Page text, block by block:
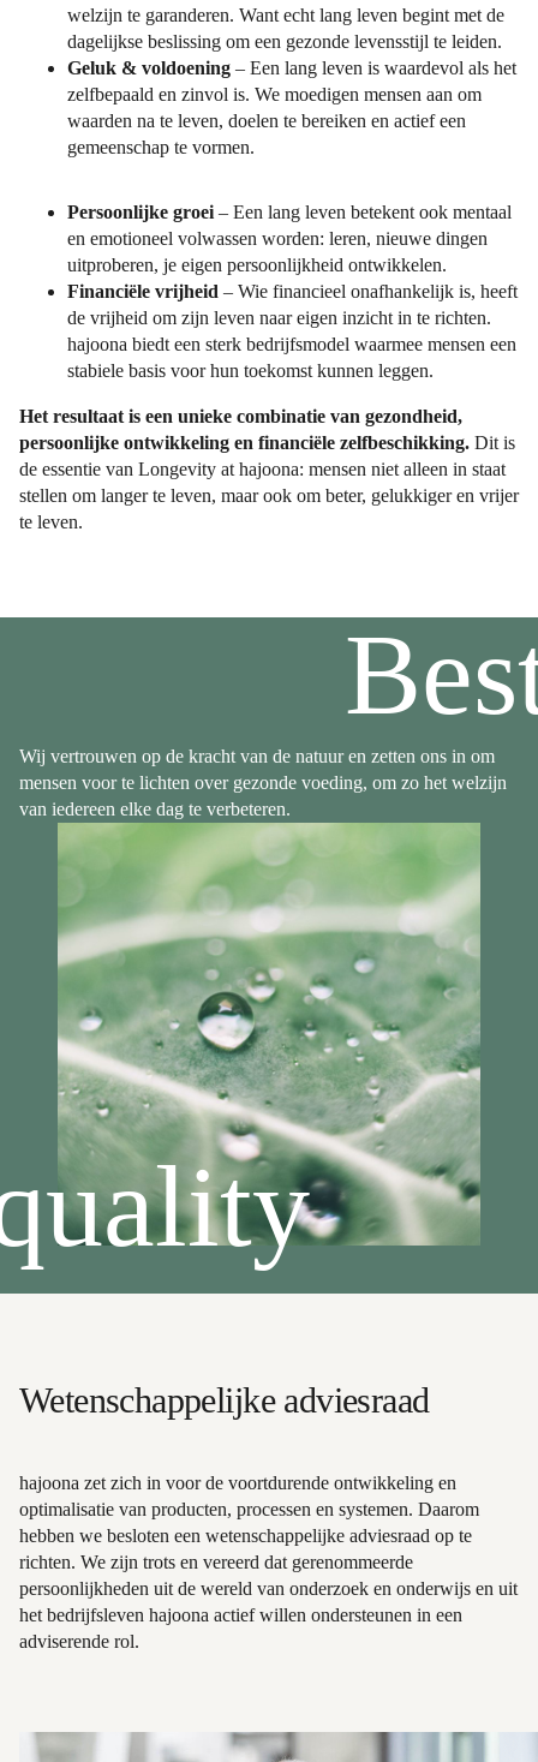
welzijn te garanderen. Want echt lang leven begint met de
dagelijkse beslissing om een gezonde levensstijl te leiden.
Geluk & voldoening – Een lang leven is waardevol als het
zelfbepaald en zinvol is. We moedigen mensen aan om
waarden na te leven, doelen te bereiken en actief een
gemeenschap te vormen.
Persoonlijke groei – Een lang leven betekent ook mentaal
en emotioneel volwassen worden: leren, nieuwe dingen
uitproberen, je eigen persoonlijkheid ontwikkelen.
Financiële vrijheid – Wie financieel onafhankelijk is, heeft
de vrijheid om zijn leven naar eigen inzicht in te richten.
hajoona biedt een sterk bedrijfsmodel waarmee mensen een
stabiele basis voor hun toekomst kunnen leggen.
Het resultaat is een unieke combinatie van gezondheid,
persoonlijke ontwikkeling en financiële zelfbeschikking. Dit is
de essentie van Longevity at hajoona: mensen niet alleen in staat
stellen om langer te leven, maar ook om beter, gelukkiger en vrijer
te leven.
Wij vertrouwen op de kracht van de natuur en zetten ons in om
mensen voor te lichten over gezonde voeding, om zo het welzijn
van iedereen elke dag te verbeteren.
Wetenschappelijke adviesraad
hajoona zet zich in voor de voortdurende ontwikkeling en
optimalisatie van producten, processen en systemen. Daarom
hebben we besloten een wetenschappelijke adviesraad op te
richten. We zijn trots en vereerd dat gerenommeerde
persoonlijkheden uit de wereld van onderzoek en onderwijs en uit
het bedrijfsleven hajoona actief willen ondersteunen in een
adviserende rol.